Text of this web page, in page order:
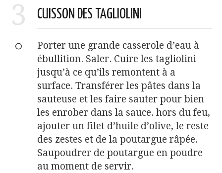
3 CUISSON DES TAGLIOLINI
Porter une grande casserole d’eau à
ébullition. Saler. Cuire les tagliolini
jusqu’à ce qu’ils remontent à a
surface. Transférer les pâtes dans la
sauteuse et les faire sauter pour bien
les enrober dans la sauce. hors du feu,
ajouter un filet d’huile d’olive, le reste
des zestes et de la poutargue râpée.
Saupoudrer de poutargue en poudre
au moment de servir.